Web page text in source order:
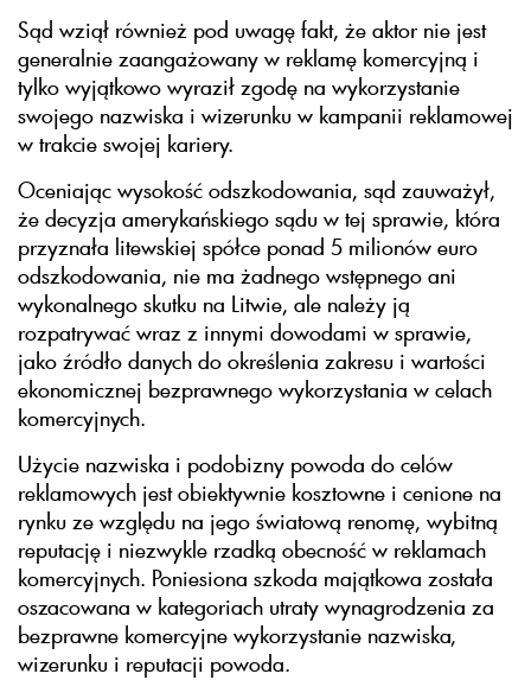
Sąd wziął również pod uwagę fakt, że aktor nie jest
generalnie zaangażowany w reklamę komercyjną i
tylko wyjątkowo wyraził zgodę na wykorzystanie
swojego nazwiska i wizerunku w kampanii reklamowej
w trakcie swojej kariery.
Oceniając wysokość odszkodowania, sąd zauważył,
że decyzja amerykańskiego sądu w tej sprawie, która
przyznała litewskiej spółce ponad 5 milionów euro
odszkodowania, nie ma żadnego wstępnego ani
wykonalnego skutku na Litwie, ale należy ją
rozpatrywać wraz z innymi dowodami w sprawie,
jako źródło danych do określenia zakresu i wartości
ekonomicznej bezprawnego wykorzystania w celach
komercyjnych.
Użycie nazwiska i podobizny powoda do celów
reklamowych jest obiektywnie kosztowne i cenione na
rynku ze względu na jego światową renomę, wybitną
reputację i niezwykle rzadką obecność w reklamach
komercyjnych. Poniesiona szkoda majątkowa została
oszacowana w kategoriach utraty wynagrodzenia za
bezprawne komercyjne wykorzystanie nazwiska,
wizerunku i reputacji powoda.